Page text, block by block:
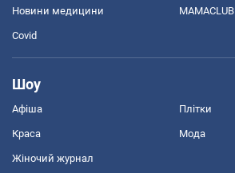
Новини медицини MAMACLUB
Covid
Шоу
Афіша Плітки
Краса Мода
Жіночий журнал